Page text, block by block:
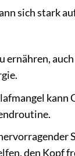
sich stark
ernähren,
den Kopf